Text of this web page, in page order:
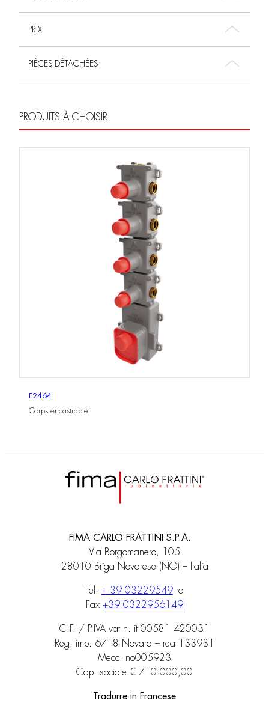
PRIX
PIÈCES DÉTACHÉES
PRODUITS À CHOISIR
F2464
Corps encastrable
FIMA CARLO FRATTINI S.P.A.
Via Borgomanero, 105
28010 Briga Novarese (NO) – Italia
Tel. + 39 03229549ra
Fax +39 0322956149
C.F. / P.IVA vat n. it 00581 420031
Reg. imp. 6718 Novara – rea 133931
Mecc. no005923
Cap. sociale € 710.000,00
Tradurre in Francese